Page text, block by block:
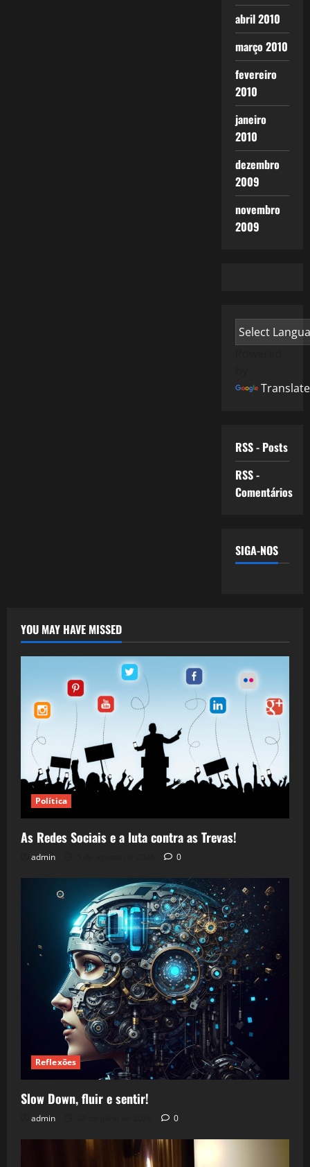
abril 2010
março 2010
fevereiro
2010
janeiro
2010
dezembro
2009
novembro
2009
Translate
RSS - Posts
RSS -
Comentários
SIGA-NOS
YOU MAY HAVE MISSED
Política
As Redes Sociais e a luta contra as Trevas!
admin 0
Reflexões
Slow Down, fluir e sentir!
admin 0